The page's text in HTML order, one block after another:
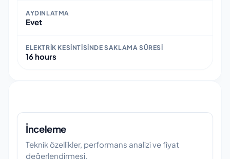
AYDINLATMA
Evet
ELEKTRIK KESINTISINDE SAKLAMA SÜRESI
16 hours
İnceleme
Teknik özellikler, performans analizi ve fiyat
değerlendirmesi.